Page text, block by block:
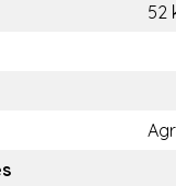
52